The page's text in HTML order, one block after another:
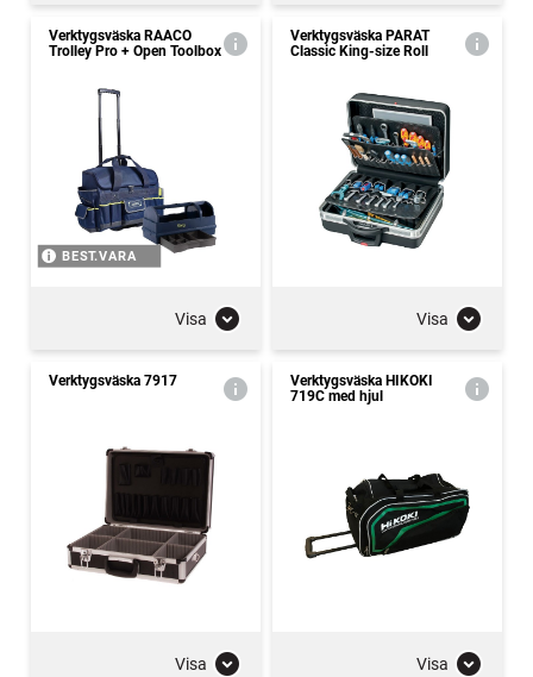
Verktygsväska RAACO
Trolley Pro + Open Toolbox
BEST.VARA
Visa
Verktygsväska PARAT
Classic King-size Roll
Visa
Verktygsväska 7917
Visa
Verktygsväska HIKOKI
719C med hjul
Visa